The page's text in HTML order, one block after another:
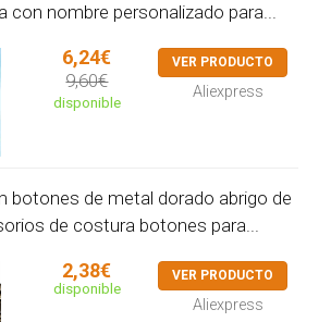
con nombre personalizado para...
6,24€
9,60€
disponible
VER PRODUCTO
Aliexpress
botones de metal dorado abrigo de
de costura botones para...
2,38€
disponible
VER PRODUCTO
Aliexpress